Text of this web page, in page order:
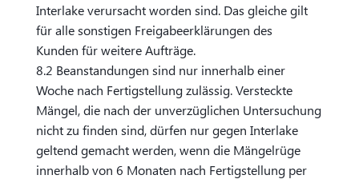
Interlake verursacht worden sind. Das gleiche gilt
für alle sonstigen Freigabeerklärungen des
Kunden für weitere Aufträge.
8.2 Beanstandungen sind nur innerhalb einer
Woche nach Fertigstellung zulässig. Versteckte
Mängel, die nach der unverzüglichen Untersuchung
nicht zu finden sind, dürfen nur gegen Interlake
geltend gemacht werden, wenn die Mängelrüge
innerhalb von 6 Monaten nach Fertigstellung per